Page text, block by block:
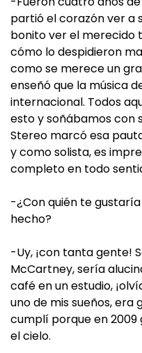
partió el corazón ver a
bonito ver el merecido
cómo lo despidieron
como se merece un
enseñó que la música
internacional. Todos
esto y soñábamos con
Stereo marcó esa
y como solista, es
completo en todo
-¿Con quién te
hecho?
-Uy, ¡con tanta gente!
McCartney, sería
café en un estudio,
uno de mis sueños, era
cumplí porque en
el cielo.